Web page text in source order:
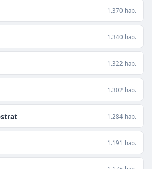
1.370 hab.
1.340 hab.
1.322 hab.
1.302 hab.
1.284 hab.
1.191 hab.